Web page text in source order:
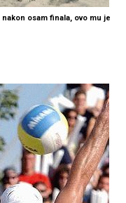
osam finala, ovo mu je